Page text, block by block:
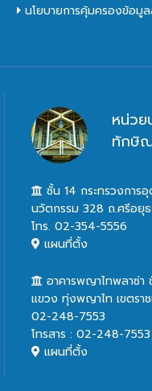
นโยบายการคุ้มครองข้อมู
หน่วย
ทักษิ
ชั้น 14 กระทรวงการ
นวัตกรรม 328 ถ.ศรีอยุ
โทร. 02-354-5556
แผนที่ตั้ง
อาคารพญาไทพลาซ่
แขวง ทุ่งพญาไท เขตรา
02-248-7553
โทรสาร : 02-248-7553
แผนที่ตั้ง